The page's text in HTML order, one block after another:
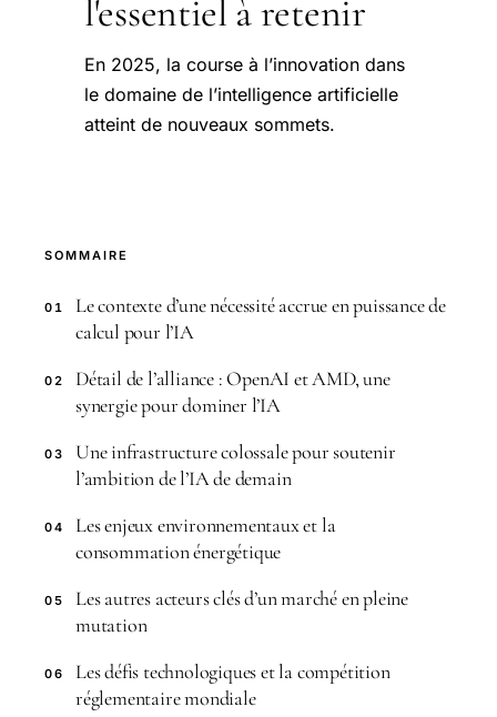
l'essentiel à retenir
En 2025, la course à l’innovation dans
le domaine de l’intelligence artificielle
atteint de nouveaux sommets.
SOMMAIRE
01
Le contexte d’une nécessité accrue en puissance de
calcul pour l’IA
02
Détail de l’alliance : OpenAI et AMD, une
synergie pour dominer l’IA
03
Une infrastructure colossale pour soutenir
l’ambition de l’IA de demain
04
Les enjeux environnementaux et la
consommation énergétique
05
Les autres acteurs clés d’un marché en pleine
mutation
06
Les défis technologiques et la compétition
réglementaire mondiale